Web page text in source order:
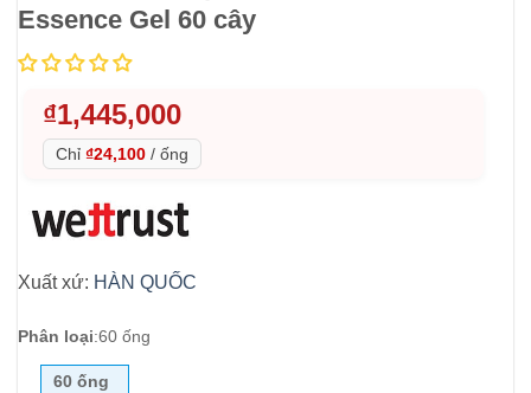
Essence Gel 60 cây
₫1,445,000
Chỉ ₫24,100 / ống
Xuất xứ: HÀN QUỐC
Phân loại:60 ống
60 ống